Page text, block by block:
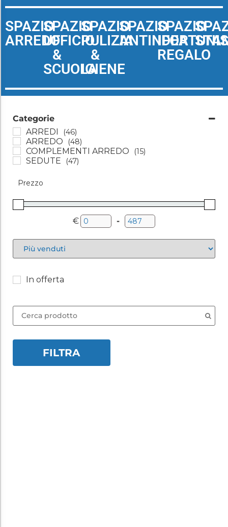
SPAZIO
ARREDO
SPAZIO
UFFICIO
&
SCUOLA
SPAZIO
PULIZIA
&
IGIENE
SPAZIOSPAZIO
IDEA
REGALO
Categorie
ARREDI
(46)
ARREDO (48)
COMPLEMENTI ARREDO (15)
SEDUTE (47)
Prezzo
€ Minimum Price
-
Maximum Price
Sort Products
In offerta
FILTRA